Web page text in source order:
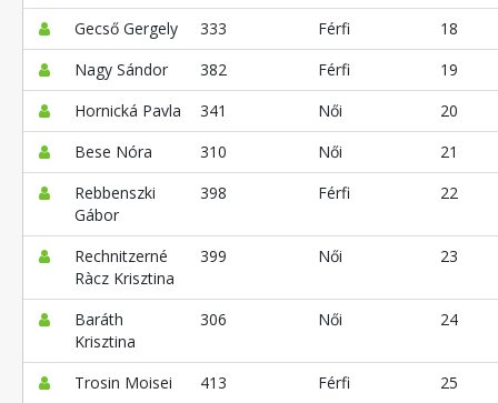
Gecső Gergely
333 Férfi
18
Nagy Sándor
382 Férfi
19
Hornická Pavla
341 Női
20
Bese Nóra
310 Női
21
Rebbenszki
Gábor
398 Férfi 22
Rechnitzerné
Ràcz Krisztina
399 Női 23
Baráth
Krisztina
306 Női 24
Trosin Moisei 413 Férfi 25